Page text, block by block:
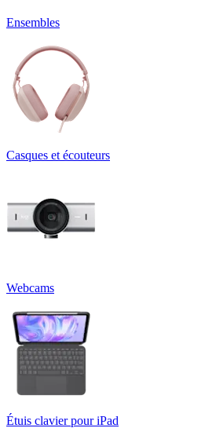
Ensembles
Casques et écouteurs
Webcams
Étuis clavier pour iPad